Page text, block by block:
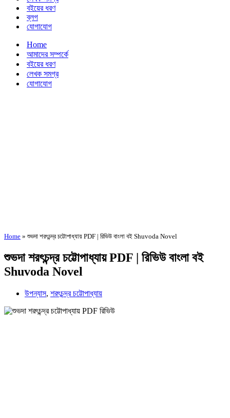
বইয়ের ধরণ
ব্লগ
যোগাযোগ
Home
আমাদের সম্পর্কে
বইয়ের ধরণ
লেখক সমগ্র
যোগাযোগ
Home » শুভদা শরৎচন্দ্র চট্টোপাধ্যায় PDF | রিভিউ বাংলা বই Shuvoda Novel
শুভদা শরৎচন্দ্র চট্টোপাধ্যায় PDF | রিভিউ বাংলা বই
Shuvoda Novel
উপন্যাস, শরৎচন্দ্র চট্টোপাধ্যায়